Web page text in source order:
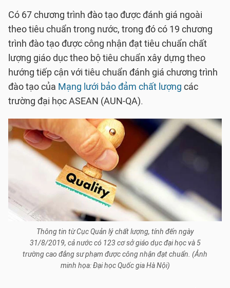
Có 67 chương trình đào tạo được đánh giá ngoài
theo tiêu chuẩn trong nước, trong đó có 19 chương
trình đào tạo được công nhận đạt tiêu chuẩn chất
lượng giáo dục theo bộ tiêu chuẩn xây dựng theo
hướng tiếp cận với tiêu chuẩn đánh giá chương trình
đào tạo của Mạng lưới bảo đảm chất lượng các
trường đại học ASEAN (AUN-QA).
Thông tin từ Cục Quản lý chất lượng, tính đến ngày
31/8/2019, cả nước có 123 cơ sở giáo dục đại học và 5
trường cao đẳng sư phạm được công nhận đạt chuẩn. (Ảnh
minh họa: Đại học Quốc gia Hà Nội)